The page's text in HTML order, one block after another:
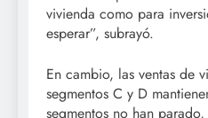
vivienda como para
esperar”, subrayó.
En cambio, las ventas de
segmentos C y D
segmentos no han